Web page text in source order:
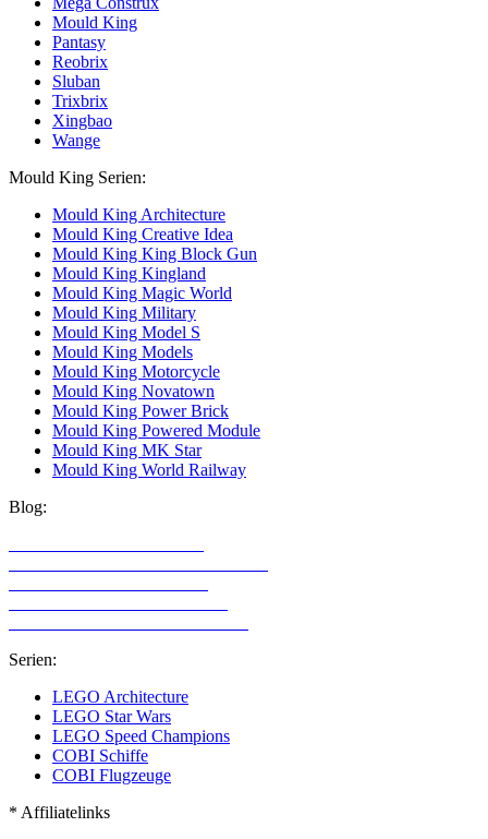
Mould King
Pantasy
Reobrix
Sluban
Trixbrix
Xingbao
Wange
Mould King Serien:
Mould King Architecture
Mould King Creative Idea
Mould King King Block Gun
Mould King Kingland
Mould King Magic World
Mould King Military
Mould King Model S
Mould King Models
Mould King Motorcycle
Mould King Novatown
Mould King Power Brick
Mould King Powered Module
Mould King MK Star
Mould King World Railway
Blog:
Serien:
LEGO Architecture
LEGO Star Wars
LEGO Speed Champions
COBI Schiffe
COBI Flugzeuge
* Affiliatelinks